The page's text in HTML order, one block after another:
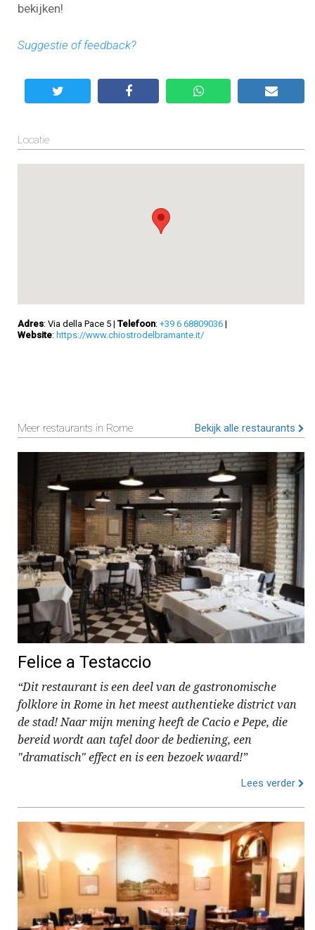
bekijken!
Suggestie of feedback?
Locatie
Adres: Via della Pace 5 | Telefoon: +39 6 68809036 |
Website: https://www.chiostrodelbramante.it/
Meer restaurants in Rome Bekijk alle restaurants
Felice a Testaccio
“Dit restaurant is een deel van de gastronomische
folklore in Rome in het meest authentieke district van
de stad! Naar mijn mening heeft de Cacio e Pepe, die
bereid wordt aan tafel door de bediening, een
"dramatisch" effect en is een bezoek waard!”
Lees verder